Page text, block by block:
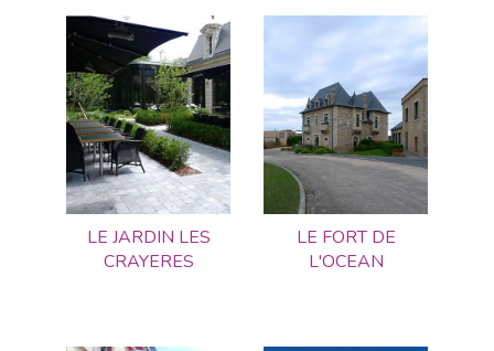
LE JARDIN LES
CRAYERES
LE FORT DE
L'OCEAN